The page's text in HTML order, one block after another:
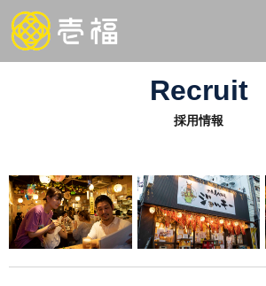
Recruit
採用情報